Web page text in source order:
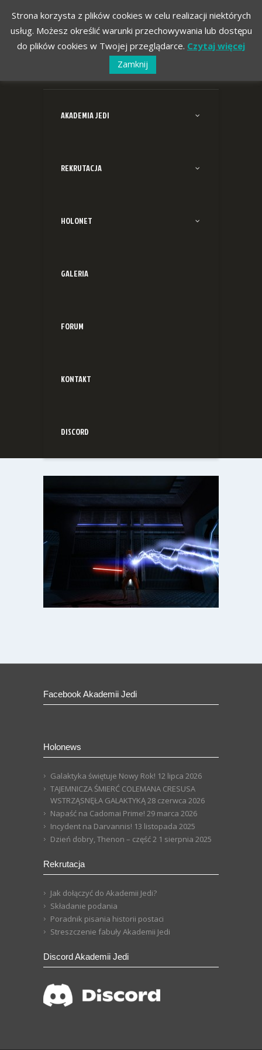
AKADEMIA JEDI
REKRUTACJA
HOLONET
GALERIA
FORUM
KONTAKT
DISCORD
Facebook Akademii Jedi
Holonews
Galaktyka świętuje Nowy Rok! 12 lipca 2026
TAJEMNICZA ŚMIERĆ COLEMANA CRESUSA
WSTRZĄSNĘŁA GALAKTYKĄ28 czerwca 2026
Napaść na Cadomai Prime! 29 marca 2026
Incydent na Darvannis! 13 listopada 2025
Dzień dobry, Thenon – część 2 1 sierpnia 2025
Rekrutacja
Jak dołączyć do Akademii Jedi?
Składanie podania
Poradnik pisania historii postaci
Streszczenie fabuły Akademii Jedi
Discord Akademii Jedi
Strona korzysta z plików cookies w celu realizacji niektórych
usług. Możesz określić warunki przechowywania lub dostępu
do plików cookies w Twojej przeglądarce. Czytaj więcej
Zamknij